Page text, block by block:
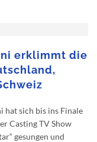
erklimmt die
hat sich bis ins Finale
Casting TV Show
gesungen und